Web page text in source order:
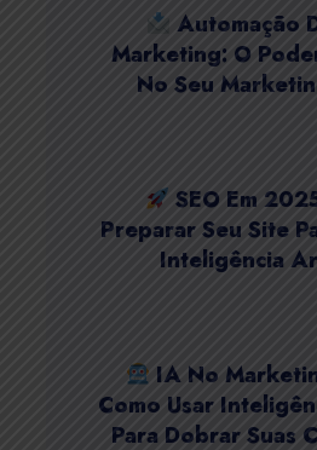
Automação
Marketing: O
No Seu
SEO Em
Preparar Seu Site
Inteligência
IA No
Como Usar
Para Dobrar Suas